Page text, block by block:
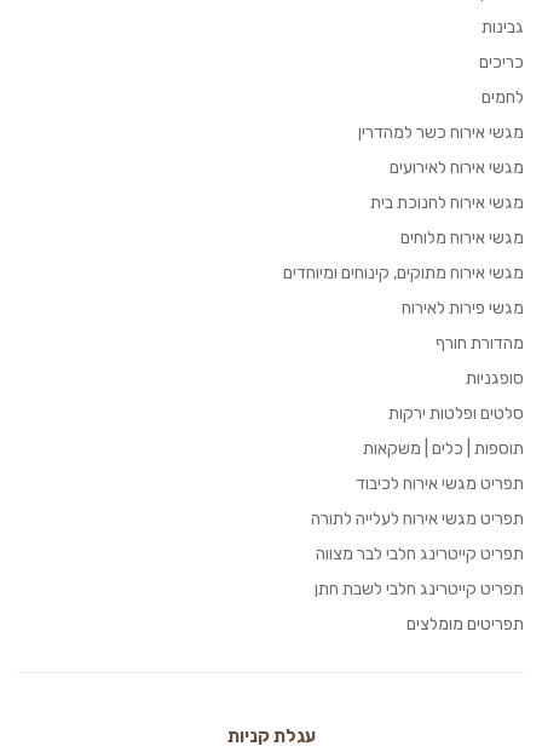
גבינות
כריכים
לחמים
מגשי אירוח כשר למהדרין
מגשי אירוח לאירועים
מגשי אירוח לחנוכת בית
מגשי אירוח מלוחים
מגשי אירוח מתוקים, קינוחים ומיוחדים
מגשי פירות לאירוח
מהדורת חורף
סופגניות
סלטים ופלטות ירקות
תוספות | כלים | משקאות
תפריט מגשי אירוח לכיבוד
תפריט מגשי אירוח לעלייה לתורה
תפריט קייטרינג חלבי לבר מצווה
תפריט קייטרינג חלבי לשבת חתן
תפריטים מומלצים
עגלת קניות